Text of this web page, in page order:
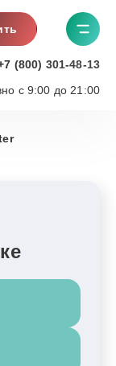
(800) 301-48-13
с 9:00 до 21:00